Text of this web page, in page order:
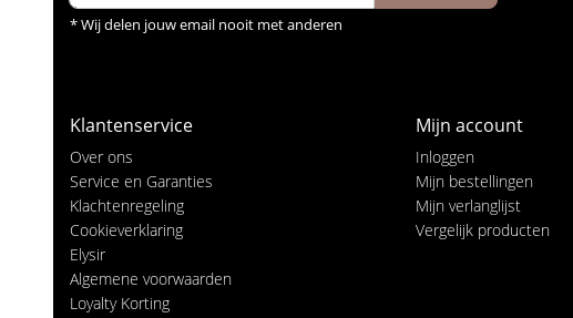
* Wij delen jouw email nooit met anderen
Klantenservice
Over ons
Service en Garanties
Klachtenregeling
Cookieverklaring
Elysir
Algemene voorwaarden
Loyalty Korting
Mijn account
Inloggen
Mijn bestellingen
Mijn verlanglijst
Vergelijk producten